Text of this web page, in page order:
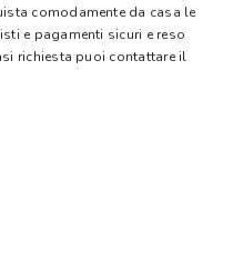
comodamente da casa le
e pagamenti sicuri e reso
richiesta puoi contattare il